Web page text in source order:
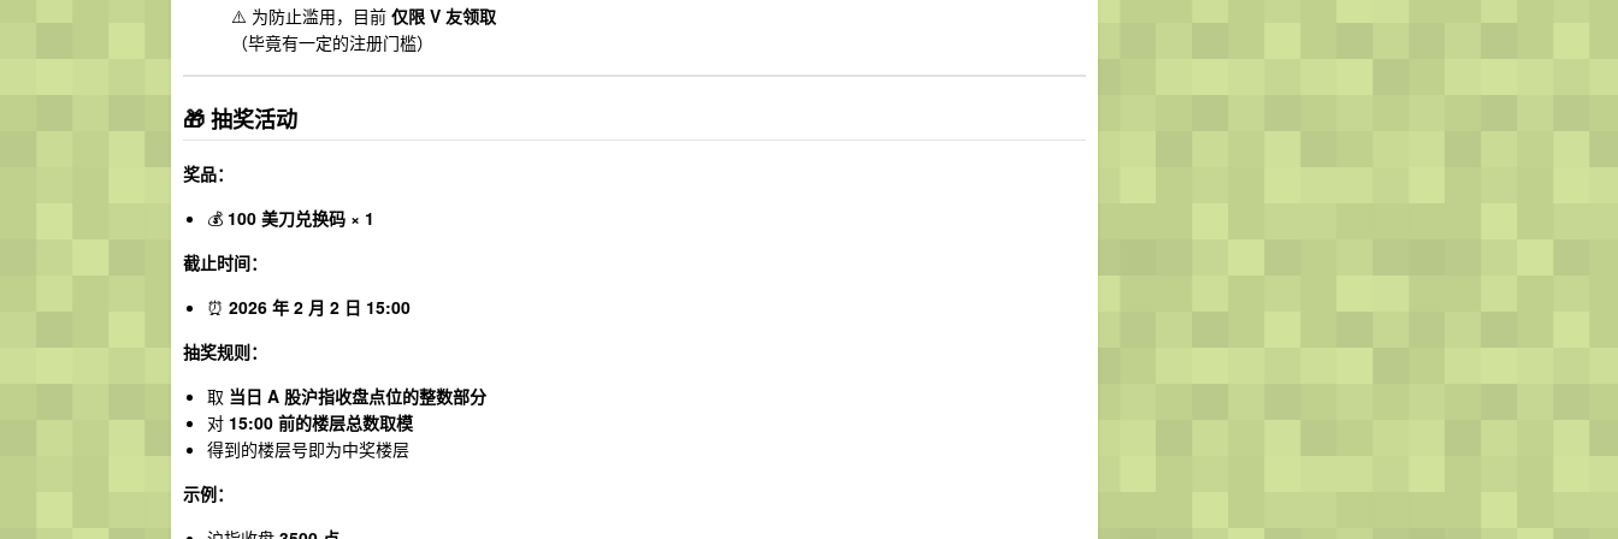
⚠️ 为防止滥用，目前 仅限 V 友领取
（毕竟有一定的注册门槛）
🎁 抽奖活动
奖品：
💰 100 美刀兑换码 × 1
截止时间：
⏰ 2026 年 2 月 2 日 15:00
抽奖规则：
取 当日 A 股沪指收盘点位的整数部分
对 15:00 前的楼层总数取模
得到的楼层号即为中奖楼层
示例：